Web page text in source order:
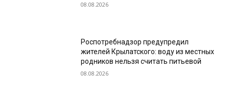
08.08.2026
Роспотребнадзор предупредил
жителей Крылатского: воду из местных
родников нельзя считать питьевой
08.08.2026